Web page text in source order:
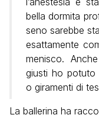
bella dormita
seno sarebbe
esattamente
menisco.
giusti ho potuto
o giramenti di
La ballerina ha